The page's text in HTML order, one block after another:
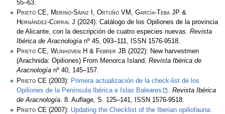
55–63.
Prieto CE, Merino-Sáinz I, Ortuño VM, García-Teba JP &
Hernández-Corral J (2024): Catálogo de los Opiliones de la provincia
de Alicante, con la descripción de cuatro especies nuevas. Revista
Ibérica de Aracnología nº 45, 093–111, ISSN 1576-9518.
Prieto CE, Wijnhoven H & Febrer JB (2022): New harvestmen
(Arachnida: Opiliones) From Menorca Island. Revista Ibérica de
Aracnología nº 40, 145–157.
Prieto CE (2003): Primera actualización de la check-list de los
Opiliones de la Península Ibérica e Islas Baleares
Revista Ibérica
de Aracnología . 8. Auflage, S. 125–141, ISSN 1576-9518.
Prieto CE (2007): Updating the Checklist of the Iberian opiliofauna: